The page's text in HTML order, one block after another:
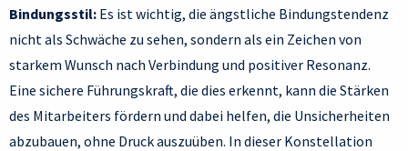
Bindungsstil: Es ist wichtig, die ängstliche Bindungstendenz
nicht als Schwäche zu sehen, sondern als ein Zeichen von
starkem Wunsch nach Verbindung und positiver Resonanz.
Eine sichere Führungskraft, die dies erkennt, kann die Stärken
des Mitarbeiters fördern und dabei helfen, die Unsicherheiten
abzubauen, ohne Druck auszuüben. In dieser Konstellation